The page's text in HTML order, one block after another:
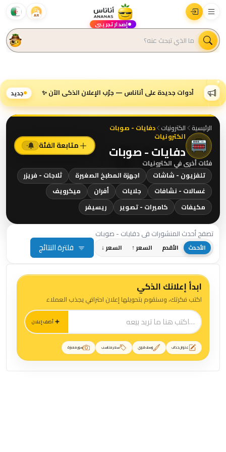
AR
إصدار تجريبي
أدوات جديدة على أناناس — جرّب الإعلان الذكي الآن ✨ جديد
الرئيسية الكترونيات دفايات - صوبات
الكترونيات
دفايات - صوبات متابعة الفئة ٠
فئات أخرى في الكترونيات
تلفزيون - شاشات
اجهزة المطبخ الصغيرة
ثلاجات - فريزر
غسالات - نشافات
جلايات أفران
ميكرويف
مكيفات
كاميرات - تصوير ريسيفر
تصفح أحدث المنشورات في دفايات - صوبات
الأحدث الأقدم السعر ↑ السعر ↓ فلترة النتائج
ابدأ إعلانك الذكي
اكتب فكرتك، وسنقوم بتحويلها إعلان احترافي يجذب العملاء
أضف إعلان
عنوان جذاب وصف قوي سعر مناسب صور مميزة